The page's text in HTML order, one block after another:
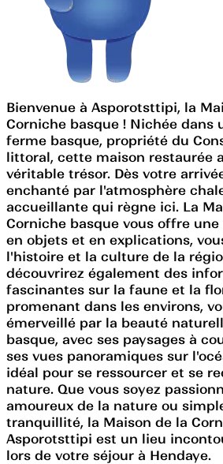
Bienvenue à Asporotsttipi, la
Corniche basque ! Nichée dans
ferme basque, propriété du
littoral, cette maison restaurée
véritable trésor. Dès votre
enchanté par l'atmosphère
accueillante qui règne ici. La
Corniche basque vous offre
en objets et en explications,
l'histoire et la culture de la
découvrirez également des
fascinantes sur la faune et la
promenant dans les environs,
émerveillé par la beauté
basque, avec ses paysages à
ses vues panoramiques sur
idéal pour se ressourcer et se
nature. Que vous soyez
amoureux de la nature ou
tranquillité, la Maison de la
Asporotsttipi est un lieu
lors de votre séjour à Hendaye.